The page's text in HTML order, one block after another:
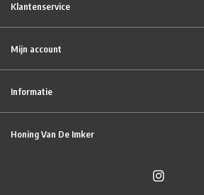
Klantenservice
Mijn account
Informatie
Honing Van De Imker